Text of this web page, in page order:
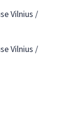
Vilnius /
Vilnius /